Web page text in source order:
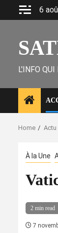
6
L'INFO QUI
Home Actu
À la Une
2 min read
7